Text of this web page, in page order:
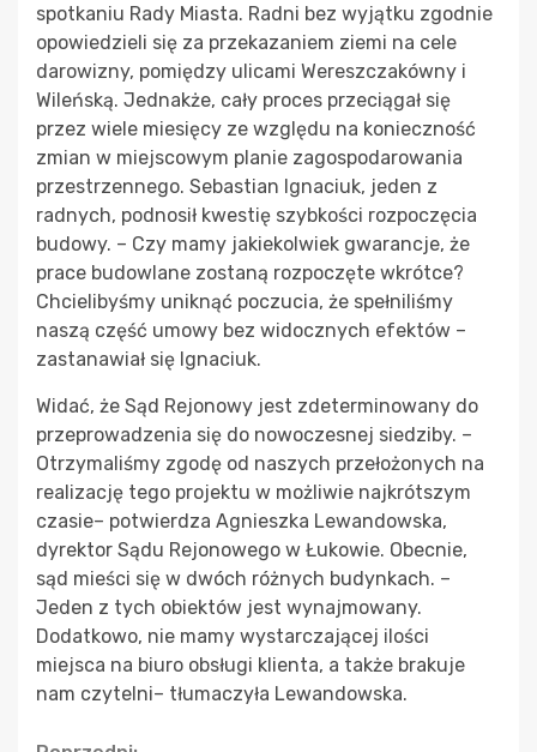
spotkaniu Rady Miasta. Radni bez wyjątku zgodnie
opowiedzieli się za przekazaniem ziemi na cele
darowizny, pomiędzy ulicami Wereszczakówny i
Wileńską. Jednakże, cały proces przeciągał się
przez wiele miesięcy ze względu na konieczność
zmian w miejscowym planie zagospodarowania
przestrzennego. Sebastian Ignaciuk, jeden z
radnych, podnosił kwestię szybkości rozpoczęcia
budowy. – Czy mamy jakiekolwiek gwarancje, że
prace budowlane zostaną rozpoczęte wkrótce?
Chcielibyśmy uniknąć poczucia, że spełniliśmy
naszą część umowy bez widocznych efektów –
zastanawiał się Ignaciuk.
Widać, że Sąd Rejonowy jest zdeterminowany do
przeprowadzenia się do nowoczesnej siedziby. –
Otrzymaliśmy zgodę od naszych przełożonych na
realizację tego projektu w możliwie najkrótszym
czasie– potwierdza Agnieszka Lewandowska,
dyrektor Sądu Rejonowego w Łukowie. Obecnie,
sąd mieści się w dwóch różnych budynkach. –
Jeden z tych obiektów jest wynajmowany.
Dodatkowo, nie mamy wystarczającej ilości
miejsca na biuro obsługi klienta, a także brakuje
nam czytelni– tłumaczyła Lewandowska.